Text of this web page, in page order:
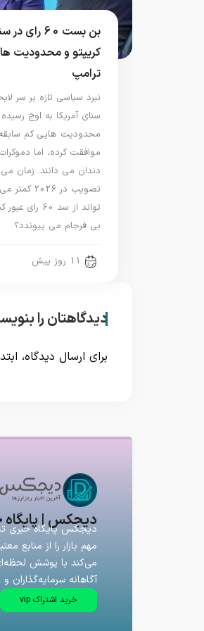
بن بست 60
کریپتو و محدودیت
ترامپ
نبرد سیاسی تازه بر سر
سنای آمریکا به اوج
محدودیت هایی کم سابقه
موافقت کرده، اما
دندان می دانند. زمان
تصویب در
تواند از سد
بی فرجام می پیوندد؟
11 روز پیش
دیدگاهتان را
برای ارسال دیدگاه،
دیجکس | پایگاه
دیجکس پایگاه خبری
مهم بازار را از منابع
می‌کند با پوشش
آگاهانه سرمایه‌گذاران
خرید اشتراک vip